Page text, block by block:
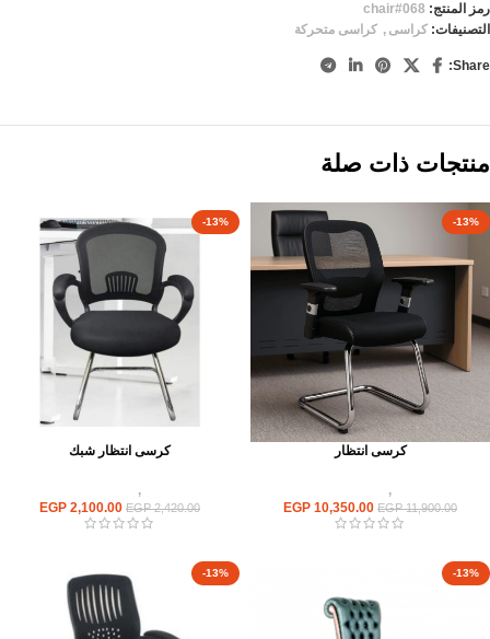
رمز المنتج: chair#068
التصنيفات: كراسى , كراسى متحركة
Share:
منتجات ذات صلة
-13%
كرسى انتظار
,
EGP11,900.00
EGP 10,350.00
-13%
كرسى انتظار شبك
,
EGP2,420.00
EGP 2,100.00
-13%
-13%